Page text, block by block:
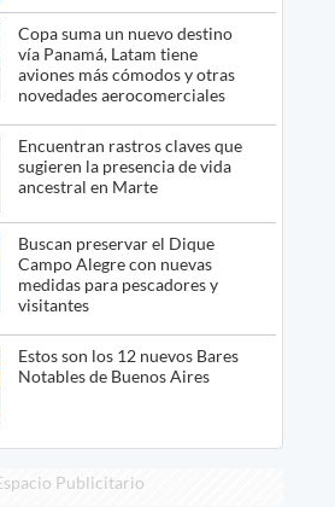
Copa suma un nuevo destino
vía Panamá, Latam tiene
aviones más cómodos y otras
novedades aerocomerciales
Encuentran rastros claves que
sugieren la presencia de vida
ancestral en Marte
Buscan preservar el Dique
Campo Alegre con nuevas
medidas para pescadores y
visitantes
Estos son los 12 nuevos Bares
Notables de Buenos Aires
Publicitario